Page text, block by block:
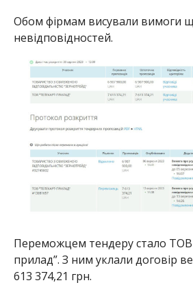
Обом фірмам висували вимоги
невідповідностей.
Переможцем тендеру стало ТОВ
прилад”. З ним уклали договір
613 374,21 грн.